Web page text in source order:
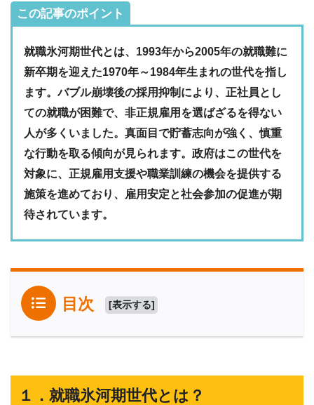
この記事のポイント
就職氷河期世代とは、1993年から2005年の就職難に
新卒期を迎えた1970年～1984年生まれの世代を指し
ます。バブル崩壊後の採用抑制により、正社員とし
ての就職が困難で、非正規雇用を選ばざるを得ない
人が多くいました。真面目で貯蓄志向が強く、慎重
な行動を取る傾向が見られます。政府はこの世代を
対象に、正規雇用支援や職業訓練の機会を提供する
施策を進めており、雇用安定と社会参加の促進が期
待されています。
目次 [表示する]
１．就職氷河期世代とは？